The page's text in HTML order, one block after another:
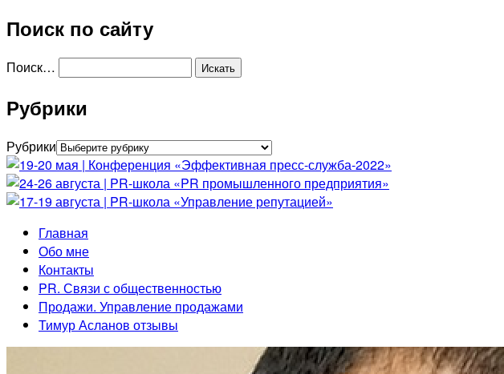
Поиск по сайту
Поиск…
Рубрики
Рубрики
Главная
Обо мне
Контакты
PR. Связи с общественностью
Продажи. Управление продажами
Тимур Асланов отзывы